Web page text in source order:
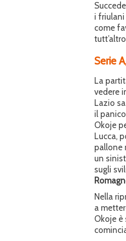
i
come
Serie
La
vedere
Lazio
il
Okoje
Lucca,
pallone
un
sugli
Nella
a
Okoje è